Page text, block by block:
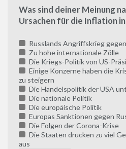
Was sind deiner Meinung
Ursachen für die Inflation in
Russlands Angriffskrieg
Zu hohe internationale Zölle
Die Kriegs-Politik von US-
Einige Konzerne haben die
zu steigern
Die Handelspolitik der USA
Die nationale Politik
Die europäische Politik
Europas Sanktionen gegen
Die Folgen der Corona-Krise
Die Staaten drucken zu viel
aus